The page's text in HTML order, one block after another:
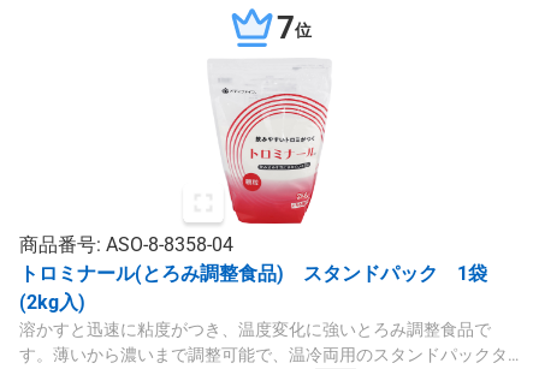
7位
商品番号: ASO-8-8358-04
トロミナール(とろみ調整食品) スタンドパック 1袋
(2kg入)
溶かすと迅速に粘度がつき、温度変化に強いとろみ調整食品で
す。薄いから濃いまで調整可能で、温冷両用のスタンドパックタ